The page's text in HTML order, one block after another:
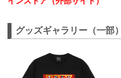
グッズギャラリー（一部）